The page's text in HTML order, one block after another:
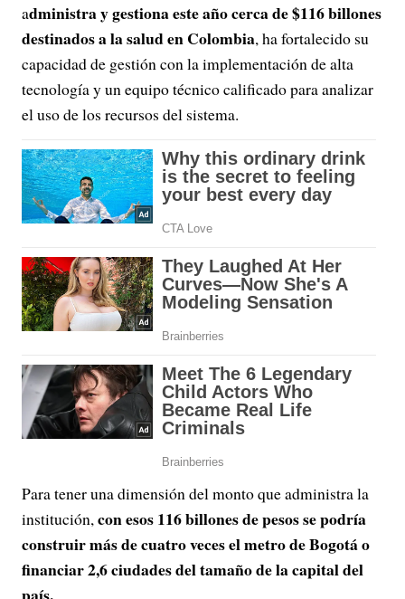
administra y gestiona este año cerca de $116 billones
destinados a la salud en Colombia, ha fortalecido su
capacidad de gestión con la implementación de alta
tecnología y un equipo técnico calificado para analizar
el uso de los recursos del sistema.
Para tener una dimensión del monto que administra la
institución,con esos 116 billones de pesos se podría
construir más de cuatro veces el metro de Bogotá o
financiar 2,6 ciudades del tamaño de la capital del